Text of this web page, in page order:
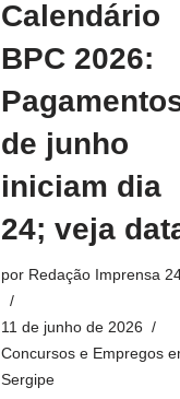
Calendário
BPC 2026:
de junho
iniciam dia
24; veja
por Redação Imprensa
11 de junho de 2026
Concursos e Empregos
Sergipe